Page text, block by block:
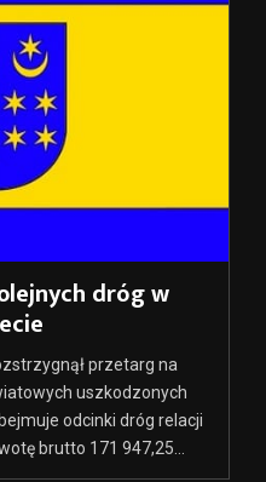
dróg w
przetarg na
uszkodzonych
odcinki dróg relacji
brutto 171 947,25...